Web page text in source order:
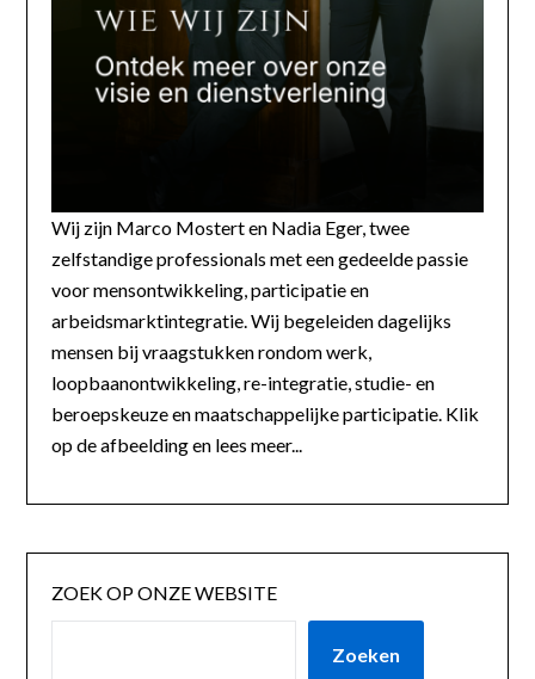
Wij zijn Marco Mostert en Nadia Eger, twee
zelfstandige professionals met een gedeelde passie
voor mensontwikkeling, participatie en
arbeidsmarktintegratie. Wij begeleiden dagelijks
mensen bij vraagstukken rondom werk,
loopbaanontwikkeling, re-integratie, studie- en
beroepskeuze en maatschappelijke participatie. Klik
op de afbeelding en lees meer...
ZOEK OP ONZE WEBSITE
Zoeken